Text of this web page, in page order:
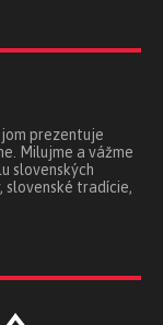
prezentuje
Milujme a vážme
slovenských
slovenské tradície,